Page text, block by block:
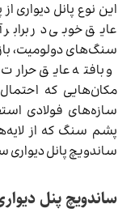
این نوع پانل
عایق خوبی در
سنگ‌های دولومیت،
و بافته عایق
مکان‌هایی که
سازه‌های فولادی
پشم سنگ که از
ساندویچ پانل
ساندویچ پنل